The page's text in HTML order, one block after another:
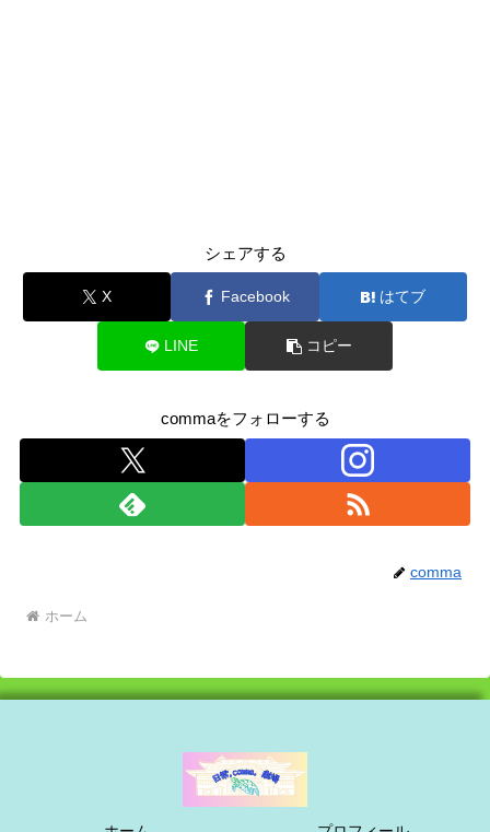
シェアする
X Facebook はてブ
LINE コピー
commaをフォローする
comma
ホーム